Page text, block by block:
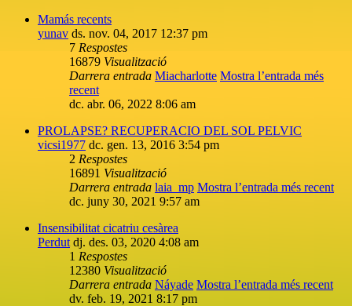
Mamás recents
yunav ds. nov. 04, 2017 12:37 pm
7 Respostes
16879 Visualització
Darrera entrada Miacharlotte Mostra l’entrada més
recent
dc. abr. 06, 2022 8:06 am
PROLAPSE? RECUPERACIO DEL SOL PELVIC
vicsi1977 dc. gen. 13, 2016 3:54 pm
2 Respostes
16891 Visualització
Darrera entrada laia_mp Mostra l’entrada més recent
dc. juny 30, 2021 9:57 am
Insensibilitat cicatriu cesàrea
Perdut dj. des. 03, 2020 4:08 am
1 Respostes
12380 Visualització
Darrera entrada Náyade Mostra l’entrada més recent
dv. feb. 19, 2021 8:17 pm